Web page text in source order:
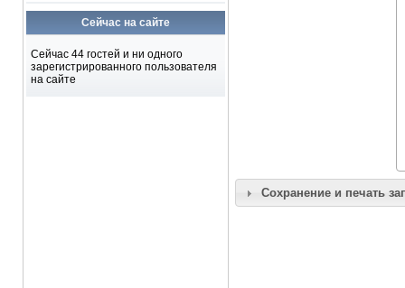
Сейчас на сайте
Сейчас 44 гостей и ни одного
зарегистрированного пользователя
на сайте
Сохранение и печать